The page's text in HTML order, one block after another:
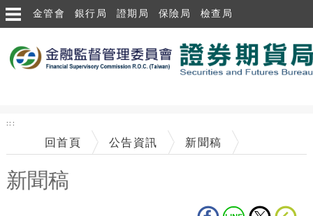
跳到主要內容區塊
金管會 銀行局 證期局 保險局 檢查局
:::
回首頁 公告資訊 新聞稿
新聞稿